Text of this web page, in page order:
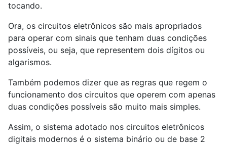
tocando.
Ora, os circuitos eletrônicos são mais apropriados
para operar com sinais que tenham duas condições
possíveis, ou seja, que representem dois dígitos ou
algarismos.
Também podemos dizer que as regras que regem o
funcionamento dos circuitos que operem com apenas
duas condições possíveis são muito mais simples.
Assim, o sistema adotado nos circuitos eletrônicos
digitais modernos é o sistema binário ou de base 2